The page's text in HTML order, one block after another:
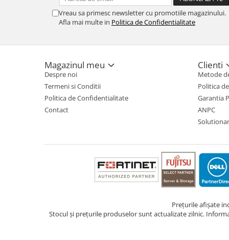
Imprimante 3D
TV, Multimedia & Electronice
Multiboard & Accessorii
Multimedia
Foto & Video
Cloud si Aplicatii SaaS
Securitate Date
Vreau sa primesc newsletter cu promotiile magazinului.
Afla mai multe in Politica de Confidentialitate
Magazinul meu
Despre noi
Termeni si Conditii
Politica de Confidentialitate
Contact
Clienti
Metode
Politica
Garantia
ANPC
Prețurile afișate
Stocul și prețurile produselor sunt actualizate zilnic.